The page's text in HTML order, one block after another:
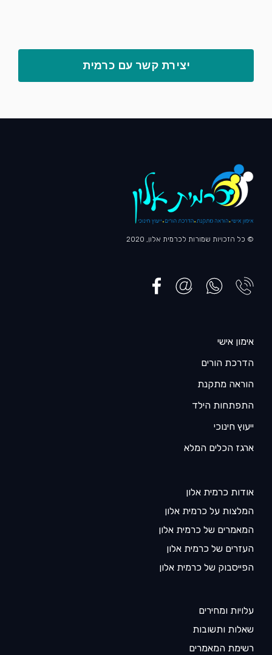
יצירת קשר עם כרמית
© כל הזכויות שמורות לכרמית אלון, 2020
אימון אישי
הדרכת הורים
הוראה מתקנת
התפתחות הילד
ייעוץ חינוכי
ארגז הכלים המלא
אודות כרמית אלון
המלצות על כרמית אלון
המאמרים של כרמית אלון
העזרים של כרמית אלון
הפייסבוק של כרמית אלון
עלויות ומחירים
שאלות ותשובות
רשימת המאמרים